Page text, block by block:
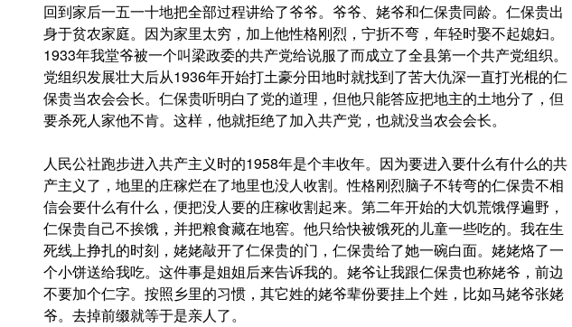
回到家后一五一十地把全部过程讲给了爷爷。爷爷、姥爷和仁保贵同龄。仁保贵出
身于贫农家庭。因为家里太穷，加上他性格刚烈，宁折不弯，年轻时娶不起媳妇。
1933年我堂爷被一个叫梁政委的共产党给说服了而成立了全县第一个共产党组织。
党组织发展壮大后从1936年开始打土豪分田地时就找到了苦大仇深一直打光棍的仁
保贵当农会会长。仁保贵听明白了党的道理，但他只能答应把地主的土地分了，但
要杀死人家他不肯。这样，他就拒绝了加入共产党，也就没当农会会长。
人民公社跑步进入共产主义时的1958年是个丰收年。因为要进入要什么有什么的共
产主义了，地里的庄稼烂在了地里也没人收割。性格刚烈脑子不转弯的仁保贵不相
信会要什么有什么，便把没人要的庄稼收割起来。第二年开始的大饥荒饿俘遍野，
仁保贵自己不挨饿，并把粮食藏在地窖。他只给快被饿死的儿童一些吃的。我在生
死线上挣扎的时刻，姥姥敲开了仁保贵的门，仁保贵给了她一碗白面。姥姥烙了一
个小饼送给我吃。这件事是姐姐后来告诉我的。姥爷让我跟仁保贵也称姥爷，前边
不要加个仁字。按照乡里的习惯，其它姓的姥爷辈份要挂上个姓，比如马姥爷张姥
爷。去掉前缀就等于是亲人了。